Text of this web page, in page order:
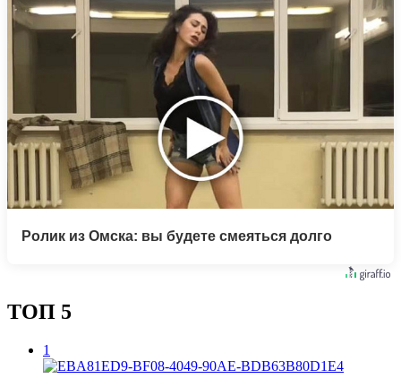
Ролик из Омска: вы будете смеяться долго
ТОП 5
1